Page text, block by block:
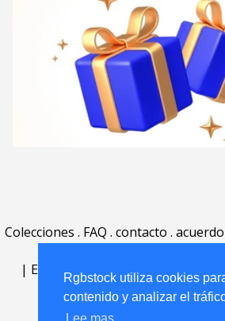
Rgbstock utiliza cookies
contenido y analizar el
Colecciones . FAQ . contacto .
| English | Deutsch| Español
Nederlands|